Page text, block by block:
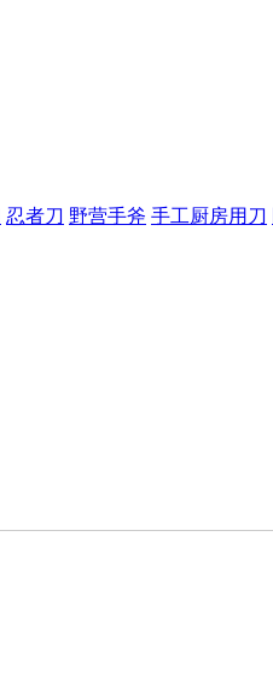
忍者刀 野营手斧 手工厨房用刀